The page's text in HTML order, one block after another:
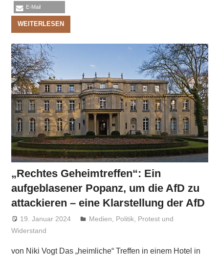
E-Mail
WEITERLESEN
„Rechtes Geheimtreffen“: Ein
aufgeblasener Popanz, um die AfD zu
attackieren – eine Klarstellung der AfD
19. Januar 2024 Niki Vogt
Medien, Politik, Protest und
Widerstand
von Niki Vogt Das „heimliche“ Treffen in einem Hotel in